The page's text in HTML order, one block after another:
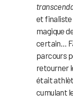
et finaliste
magique
certain…
parcours
retourner
était
cumulant